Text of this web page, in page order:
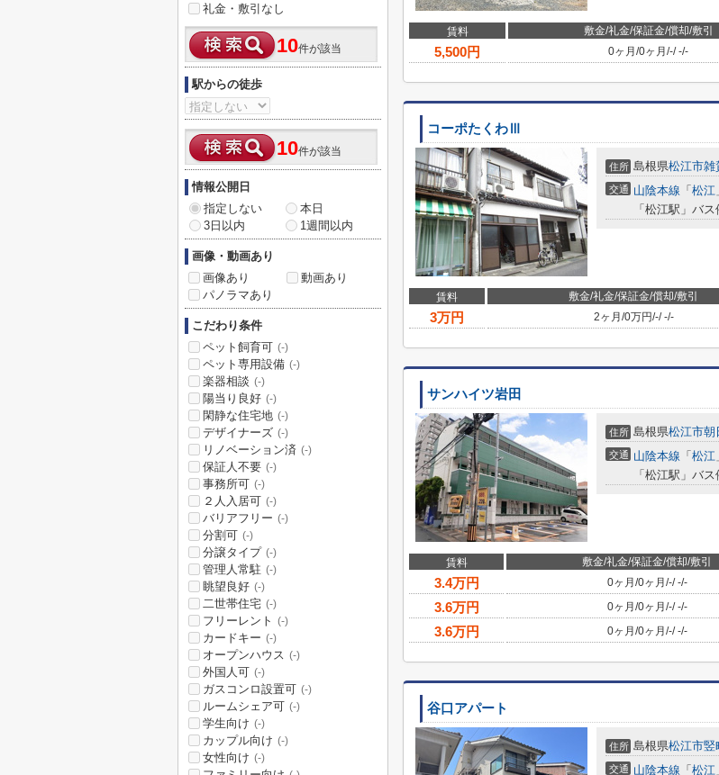
賃料 敷金/礼金/保証金/償却/敷引
5,500円 0ヶ月 /0ヶ月 /-/-/-
コーポたくわⅢ
住所 島根県松江市雑
交通 山陰本線 「 松江
「松江駅」バ
賃料 敷金/礼金/保証金/償却/敷引
3万円 2ヶ月 /0万円/-/-/-
サンハイツ岩田
住所 島根県松江市朝
交通 山陰本線 「 松江
「松江駅」バ
賃料 敷金/礼金/保証金/償却/敷引
3.4万円 0ヶ月 /0ヶ月 /-/-/-
3.6万円 0ヶ月 /0ヶ月 /-/-/-
3.6万円 0ヶ月 /0ヶ月 /-/-/-
谷口アパート
住所 島根県松江市竪
交通 山陰本線 「 松江
礼金・敷引なし
10件が該当
駅からの徒歩
10件が該当
情報公開日
指定しない
本日
3日以内
1週間以内
画像・動画あり
画像あり
動画あり
パノラマあり
こだわり条件
ペット飼育可 (-)
ペット専用設備 (-)
楽器相談 (-)
陽当り良好 (-)
閑静な住宅地 (-)
デザイナーズ (-)
リノベーション済 (-)
保証人不要 (-)
事務所可 (-)
２人入居可 (-)
バリアフリー (-)
分割可 (-)
分譲タイプ (-)
管理人常駐 (-)
眺望良好 (-)
二世帯住宅 (-)
フリーレント (-)
カードキー (-)
オープンハウス (-)
外国人可 (-)
ガスコンロ設置可 (-)
ルームシェア可 (-)
学生向け (-)
カップル向け (-)
女性向け (-)